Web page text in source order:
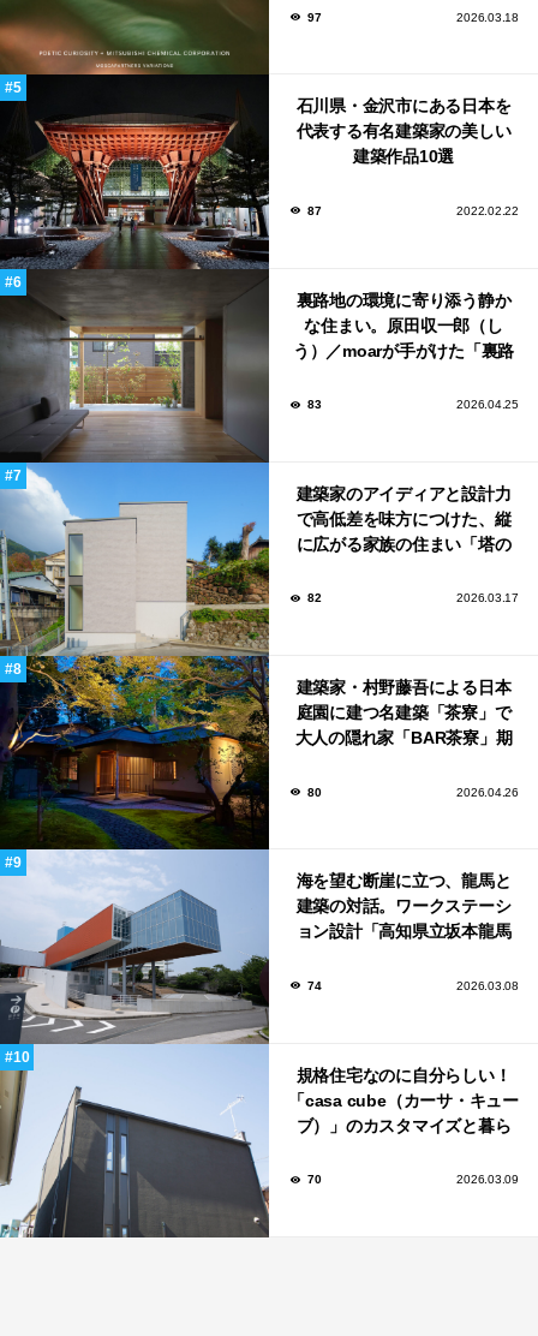
ンウィーク2026で初出展
97 2026.03.18
石川県・金沢市にある日本を
代表する有名建築家の美しい
建築作品10選
87 2022.02.22
裏路地の環境に寄り添う静か
な住まい。原田収一郎（し
う）／moarが手がけた「裏路
83 2026.04.25
建築家のアイディアと設計力
で高低差を味方につけた、縦
に広がる家族の住まい「塔の
82 2026.03.17
建築家・村野藤吾による日本
庭園に建つ名建築「茶寮」で
大人の隠れ家「BAR茶寮」期
80 2026.04.26
海を望む断崖に立つ、龍馬と
建築の対話。ワークステーシ
ョン設計「高知県立坂本龍馬
74 2026.03.08
規格住宅なのに自分らしい！
「casa cube（カーサ・キュー
ブ）」のカスタマイズと暮ら
70 2026.03.09